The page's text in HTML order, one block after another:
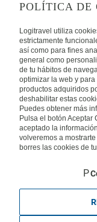
Oikeudellinen
Espanja
POLÍTICA DE
Logitravel utiliza
estrictamente
así como para fines
general como
de tu hábitos de
optimizar la web y
productos adquiridos
deshabilitar estas
Puedes obtener más
Pulsa el botón Aceptar
aceptado la
volveremos a
borres las cookies de